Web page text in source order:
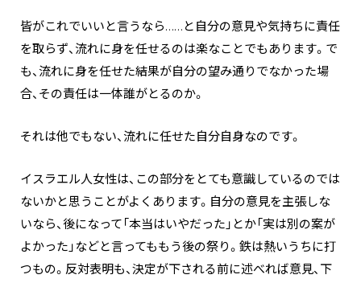
皆がこれでいいと言うなら……と自分の意見や気持ちに責任
を取らず、流れに身を任せるのは楽なことでもあります。で
も、流れに身を任せた結果が自分の望み通りでなかった場
合、その責任は一体誰がとるのか。
それは他でもない、流れに任せた自分自身なのです。
イスラエル人女性は、この部分をとても意識しているのでは
ないかと思うことがよくあります。自分の意見を主張しな
いなら、後になって「本当はいやだった」とか「実は別の案が
よかった」などと言ってももう後の祭り。鉄は熱いうちに打
つもの。反対表明も、決定が下される前に述べれば意見、下